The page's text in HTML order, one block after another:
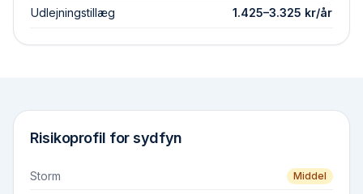
Udlejningstillæg 1.425–3.325 kr/år
Risikoprofil forsydfyn
Storm Middel